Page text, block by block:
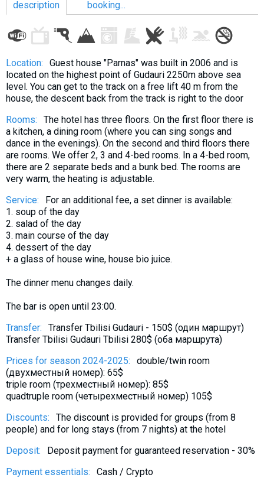
description
booking...
Location:
Guest house "Parnas" was built in 2006 and is
located on the highest point of Gudauri 2250m above sea
level. You can get to the track on a free lift 40 m from the
house, the descent back from the track is right to the door
Rooms:
The hotel has three floors. On the first floor there is
a kitchen, a dining room (where you can sing songs and
dance in the evenings). On the second and third floors there
are rooms. We offer 2, 3 and 4-bed rooms. In a 4-bed room,
there are 2 separate beds and a bunk bed. The rooms are
very warm, the heating is adjustable.
Service:
For an additional fee, a set dinner is available:
1. soup of the day
2. salad of the day
3. main course of the day
4. dessert of the day
+ a glass of house wine, house bio juice.
The dinner menu changes daily.
The bar is open until 23:00.
Transfer:
Transfer Tbilisi Gudauri - 150$ (один маршрут)
Transfer Tbilisi Gudauri Tbilisi 280$ (оба маршрута)
Prices for season 2024-2025:
double/twin room
(двухместный номер): 65$
triple room (трехместный номер): 85$
quadtruple room (четырехместный номер) 105$
Discounts:
The discount is provided for groups (from 8
people) and for long stays (from 7 nights) at the hotel
Deposit:
Deposit payment for guaranteed reservation - 30%
Payment essentials:
Cash / Crypto
LODGING
Apartments
Cottages
Hotels
% Hot deals
Long term rent
Kazbegi
GEORGIA
About Georgia
Visas
Mobile phones
Gallery
Safety